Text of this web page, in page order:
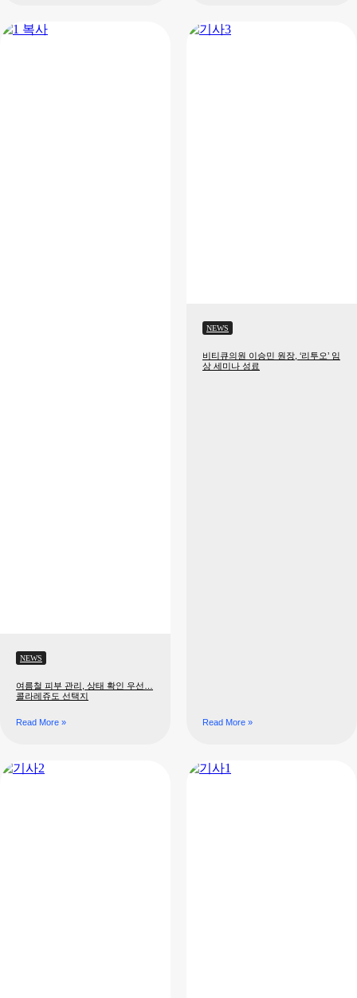
NEWS
여름철 피부 관리, 상태 확인 우선…
콜라레쥬도 선택지
Read More »
NEWS
비티큐의원 이승민 원장, ‘리투오’
임상 세미나 성료
Read More »